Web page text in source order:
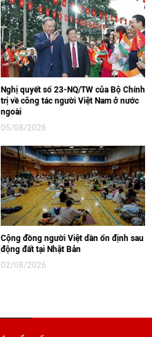
Nghị quyết số 23-NQ/TW của Bộ Chính
trị về công tác người Việt Nam ở nước
ngoài
05/08/2026
Cộng đồng người Việt dần ổn định sau
động đất tại Nhật Bản
02/08/2026